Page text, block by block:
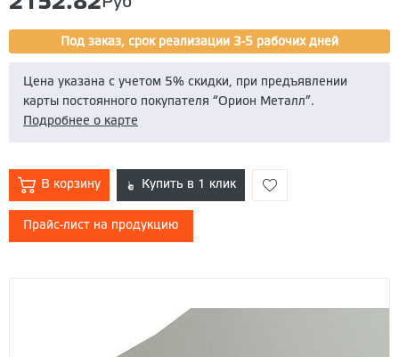
Под заказ, срок реализации 3-5 рабочих дней
Цена указана с учетом 5% скидки, при предъявлении
карты постоянного покупателя “Орион Металл”.
Подробнее о карте
В корзину Купить в 1 клик
Прайс-лист на продукцию